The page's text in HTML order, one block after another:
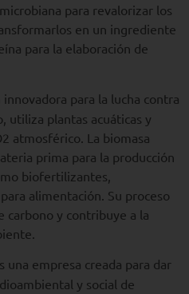
para revalorizar los
en un ingrediente
para la elaboración de
para la lucha contra
utiliza plantas acuáticas y
atmosférico. La biomasa
prima para la producción
biofertilizantes,
alimentación. Su proceso
carbono y contribuye a la
una empresa creada para dar
y social de